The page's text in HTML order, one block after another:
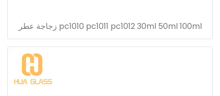
pc1010 pc1011 pc1012 30ml 50ml 100ml زجاجة عطر